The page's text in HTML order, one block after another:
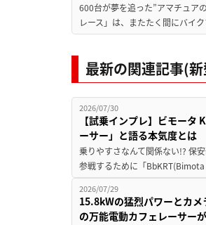
600台が夢を追った”アマチュア
レース」は、またたく間にバイ
最新の関連記事(
2026/07/30
【試乗インプレ】ビモー
ーサー」と語る本気度とは
乗りやすさなんて関係ない!? 保
参戦するために「
2026/07/29
15.8kWの猛烈パワーとカ
の万能電動カフェレーサー